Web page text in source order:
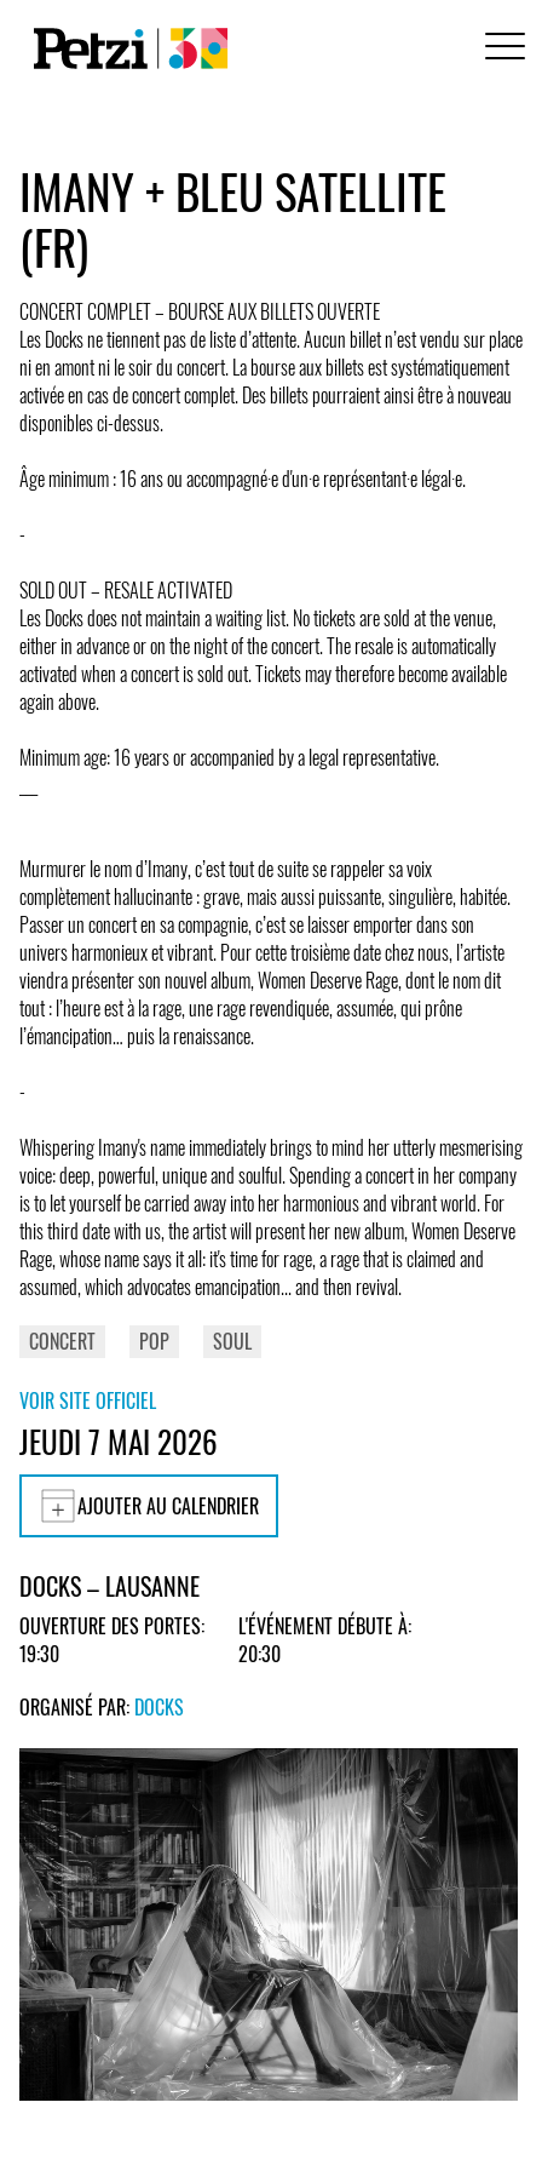
IMANY + BLEU SATELLITE
(FR)
CONCERT COMPLET – BOURSE AUX BILLETS OUVERTE
Les Docks ne tiennent pas de liste d’attente. Aucun billet n’est vendu sur place
ni en amont ni le soir du concert. La bourse aux billets est systématiquement
activée en cas de concert complet. Des billets pourraient ainsi être à nouveau
disponibles ci-dessus.
Âge minimum : 16 ans ou accompagné·e d'un·e représentant·e légal·e.
-
SOLD OUT – RESALE ACTIVATED
Les Docks does not maintain a waiting list. No tickets are sold at the venue,
either in advance or on the night of the concert. The resale is automatically
activated when a concert is sold out. Tickets may therefore become available
again above.
Minimum age: 16 years or accompanied by a legal representative.
Murmurer le nom d’Imany, c’est tout de suite se rappeler sa voix
complètement hallucinante : grave, mais aussi puissante, singulière, habitée.
Passer un concert en sa compagnie, c’est se laisser emporter dans son
univers harmonieux et vibrant. Pour cette troisième date chez nous, l’artiste
viendra présenter son nouvel album, Women Deserve Rage, dont le nom dit
tout : l’heure est à la rage, une rage revendiquée, assumée, qui prône
l’émancipation… puis la renaissance.
-
Whispering Imany's name immediately brings to mind her utterly mesmerising
voice: deep, powerful, unique and soulful. Spending a concert in her company
is to let yourself be carried away into her harmonious and vibrant world. For
this third date with us, the artist will present her new album, Women Deserve
Rage, whose name says it all: it's time for rage, a rage that is claimed and
assumed, which advocates emancipation... and then revival.
CONCERT
POP SOUL
VOIR SITE OFFICIEL
JEUDI 7 MAI 2026
AJOUTER AU CALENDRIER
DOCKS – LAUSANNE
OUVERTURE DES PORTES:
19:30
L'ÉVÉNEMENT DÉBUTE À:
20:30
ORGANISÉ PAR: DOCKS